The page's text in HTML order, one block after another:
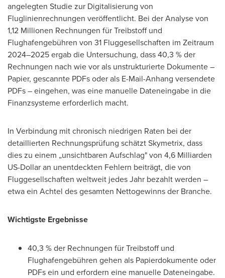
angelegten Studie zur Digitalisierung von
Fluglinienrechnungen veröffentlicht. Bei der Analyse von
1,12 Millionen Rechnungen für Treibstoff und
Flughafengebühren von 31 Fluggesellschaften im Zeitraum
2024–2025 ergab die Untersuchung, dass 40,3 % der
Rechnungen nach wie vor als unstrukturierte Dokumente –
Papier, gescannte PDFs oder als E-Mail-Anhang versendete
PDFs – eingehen, was eine manuelle Dateneingabe in die
Finanzsysteme erforderlich macht.
In Verbindung mit chronisch niedrigen Raten bei der
detaillierten Rechnungsprüfung schätzt Skymetrix, dass
dies zu einem „unsichtbaren Aufschlag" von 4,6 Milliarden
US-Dollar an unentdeckten Fehlern beiträgt, die von
Fluggesellschaften weltweit jedes Jahr bezahlt werden –
etwa ein Achtel des gesamten Nettogewinns der Branche.
Wichtigste Ergebnisse
40,3 % der Rechnungen für Treibstoff und
Flughafengebühren gehen als Papierdokumente oder
PDFs ein und erfordern eine manuelle Dateneingabe.